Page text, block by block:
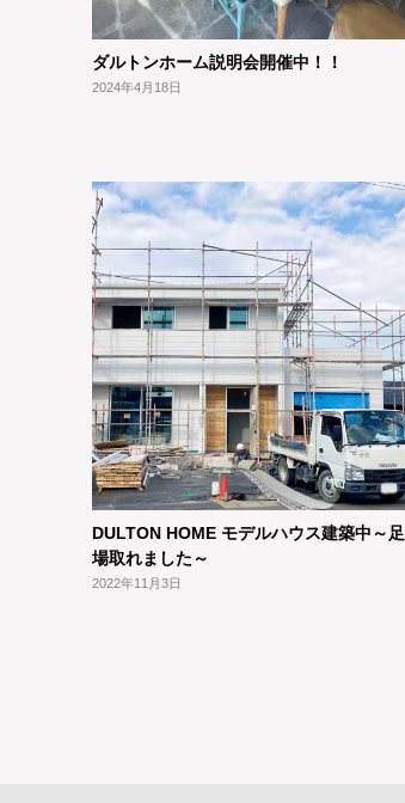
ダルトンホーム説明会開催中！！
2024年4月18日
DULTON HOME モデルハウス建築中～足
場取れました～
2022年11月3日